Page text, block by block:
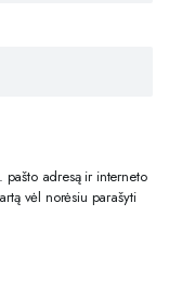
adresą ir interneto
vėl norėsiu parašyti